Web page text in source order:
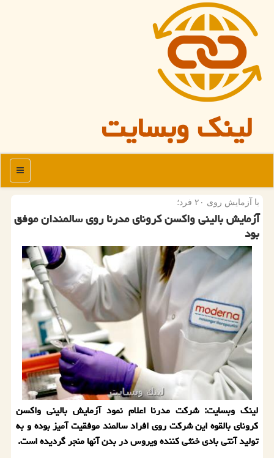
لینک وبسایت
منو
با آزمایش روی ۲۰ فرد؛
آزمایش بالینی واكسن كرونای مدرنا روی سالمندان موفق
بود
لینك وبسایت: شركت مدرنا اعلام نمود آزمایش بالینی واكسن
كرونای بالقوه این شركت روی افراد سالمند موفقیت آمیز بوده و به
تولید آنتی بادی خنثی كننده ویروس در بدن آنها منجر گردیده است.